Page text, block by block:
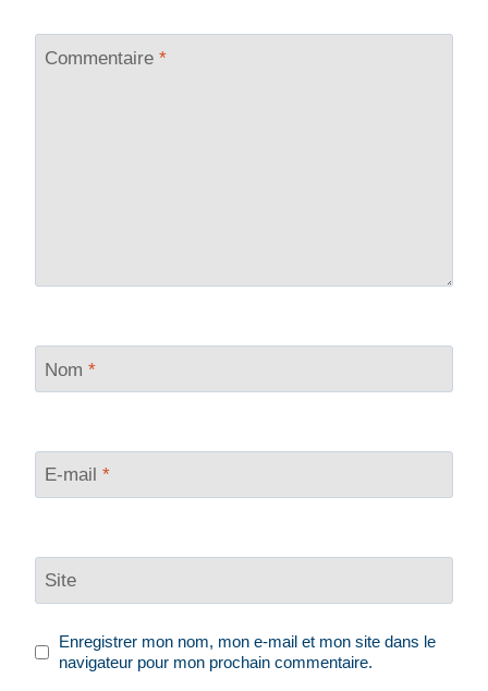
Commentaire *
Nom *
E-mail *
Site
Enregistrer mon nom, mon e-mail et mon site dans le
navigateur pour mon prochain commentaire.